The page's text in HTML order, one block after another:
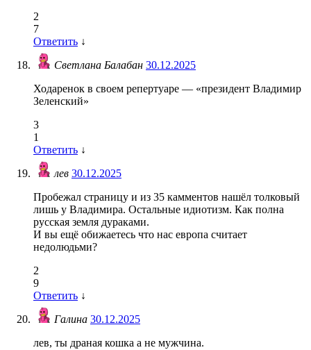
2
7
Ответить ↓
Светлана Балабан 30.12.2025
Ходаренок в своем репертуаре — «президент Владимир
Зеленский»
3
1
Ответить ↓
лев 30.12.2025
Пробежал страницу и из 35 камментов нашёл толковый
лишь у Владимира. Остальные идиотизм. Как полна
русская земля дураками.
И вы ещё обижаетесь что нас европа считает
недолюдьми?
2
9
Ответить ↓
Галина 30.12.2025
лев, ты драная кошка а не мужчина.